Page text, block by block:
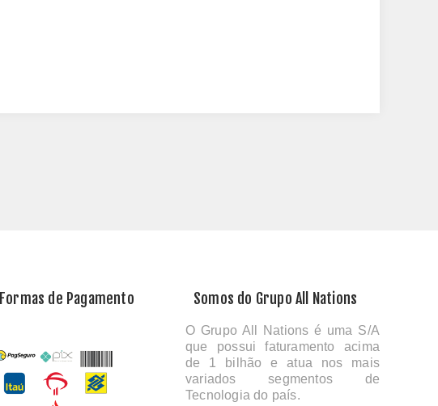
Formas de Pagamento Somos do Grupo All Nations
O Grupo All Nations é uma S/A
que possui faturamento acima
de 1 bilhão e atua nos mais
variados segmentos de
Tecnologia do país.